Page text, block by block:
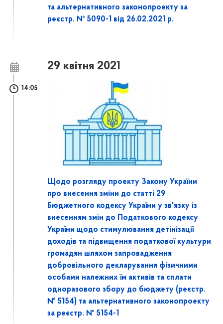
та альтернативного законопроекту за
реєстр. № 5090-1 від 26.02.2021 р.
29 квітня 2021
14:05
Щодо розгляду проекту Закону України
про внесення зміни до статті 29
Бюджетного кодексу України у зв'язку із
внесенням змін до Податкового кодексу
України щодо стимулювання детінізації
доходів та підвищення податкової культури
громадян шляхом запровадження
добровільного декларування фізичними
особами належних їм активів та сплати
одноразового збору до бюджету (реєстр.
№ 5154) та альтернативного законопроекту
за реєстр. № 5154-1